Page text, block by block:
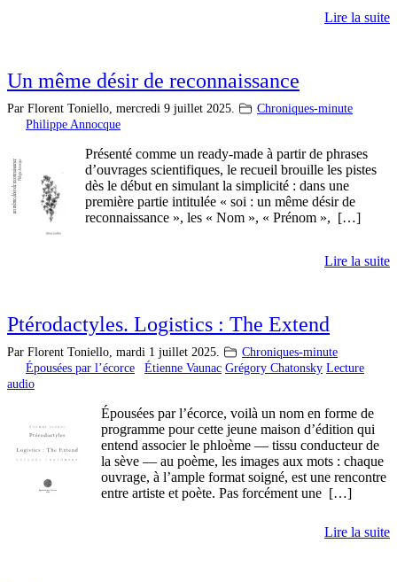
Lire la suite
Un même désir de reconnaissance
Par Florent Toniello, mercredi 9 juillet 2025.
Chroniques-minute
Philippe Annocque
Présenté comme un ready-made à partir de phrases
d’ouvrages scientifiques, le recueil brouille les pistes
dès le début en simulant la simplicité : dans une
première partie intitulée « soi : un même désir de
reconnaissance », les « Nom », « Prénom », […]
Lire la suite
Ptérodactyles. Logistics : The Extend
Par Florent Toniello, mardi 1 juillet 2025.
Chroniques-minute
Épousées par l’écorce
Étienne Vaunac Grégory Chatonsky Lecture
audio
Épousées par l’écorce, voilà un nom en forme de
programme pour cette jeune maison d’édition qui
entend associer le phloème — tissu conducteur de
la sève — au poème, les images aux mots : chaque
ouvrage, à l’ample format soigné, est une rencontre
entre artiste et poète. Pas forcément une […]
Lire la suite